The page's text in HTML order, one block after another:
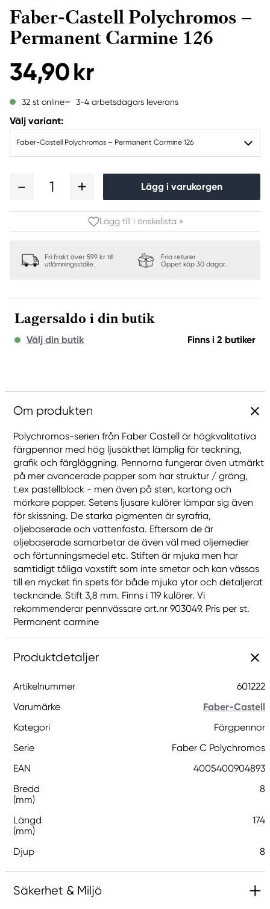
Faber-Castell Polychromos –
Permanent Carmine 126
34,90 kr
32 st online 3-4 arbetsdagars leverans
Välj variant:
Faber-Castell Polychromos – Permanent Carmine 126
1 Lägg i varukorgen
Lägg till i önskelista »
Fri frakt över 599 kr till
utlämningsställe.
Fria returer.
Öppet köp 30 dagar.
Lagersaldo i din butik
Välj din butik Finns i 2 butiker
Om produkten
Polychromos-serien från Faber Castell är högkvalitativa
färgpennor med hög ljusäkthet lämplig för teckning,
grafik och färgläggning. Pennorna fungerar även utmärkt
på mer avancerade papper som har struktur / gräng,
t.ex pastellblock - men även på sten, kartong och
mörkare papper. Setens ljusare kulörer lämpar sig även
för skissning. De starka pigmenten är syrafria,
oljebaserade och vattenfasta. Eftersom de är
oljebaserade samarbetar de även väl med oljemedier
och förtunningsmedel etc. Stiften är mjuka men har
samtidigt tåliga vaxstift som inte smetar och kan vässas
till en mycket fin spets för både mjuka ytor och detaljerat
tecknande. Stift 3,8 mm. Finns i 119 kulörer. Vi
rekommenderar pennvässare art.nr 903049. Pris per st.
Permanent carmine
Produktdetaljer
Artikelnummer
601222
Varumärke
Faber-Castell
Kategori
Färgpennor
Serie
Faber C Polychromos
EAN
4005400904893
Bredd
(mm)
8
Längd
(mm)
174
Djup 8
Säkerhet & Miljö